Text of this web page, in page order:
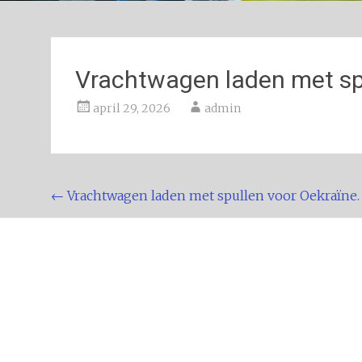
Vrachtwagen laden met
april 29, 2026 admin
Bericht
navigatie
← Vrachtwagen laden met spullen voor Oekraïne.